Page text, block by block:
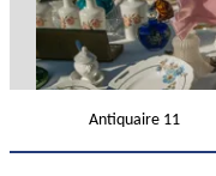
Antiquaire 11